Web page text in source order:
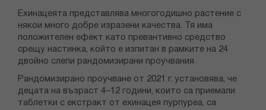
Ехинацеята представлява многогодишно растение с
някои много добре изразени качества. Тя има
положителен ефект като превантивно средство
срещу настинка, който е изпитан в рамките на 24
двойно слепи рандомизирани проучвания
Рандомизирано проучване от 2021 г. установява, че
децата на възраст 4–12 години, които са приемали
таблетки с екстракт от ехинацея пурпуреа, са